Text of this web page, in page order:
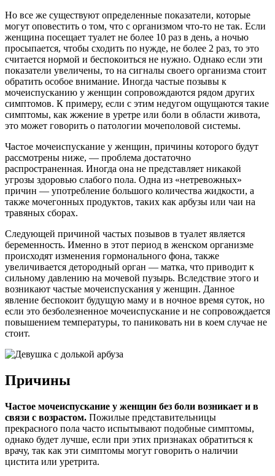
Но все же существуют определенные показатели, которые
могут оповестить о том, что с организмом что-то не так. Если
женщина посещает туалет не более 10 раз в день, а ночью
просыпается, чтобы сходить по нужде, не более 2 раз, то это
считается нормой и беспокоиться не нужно. Однако если эти
показатели увеличены, то на сигналы своего организма стоит
обратить особое внимание. Иногда частые позывы к
мочеиспусканию у женщин сопровождаются рядом других
симптомов. К примеру, если с этим недугом ощущаются такие
симптомы, как жжение в уретре или боли в области живота,
это может говорить о патологии мочеполовой системы.
Частое мочеиспускание у женщин, причины которого будут
рассмотрены ниже, — проблема достаточно
распространенная. Иногда она не представляет никакой
угрозы здоровью слабого пола. Одна из «нетревожных»
причин — употребление большого количества жидкости, а
также мочегонных продуктов, таких как арбузы или чаи на
травяных сборах.
Следующей причиной частых позывов в туалет является
беременность. Именно в этот период в женском организме
происходят изменения гормонального фона, также
увеличивается детородный орган — матка, что приводит к
сильному давлению на мочевой пузырь. Вследствие этого и
возникают частые мочеиспускания у женщин. Данное
явление беспокоит будущую маму и в ночное время суток, но
если это безболезненное мочеиспускание и не сопровождается
повышением температуры, то паниковать ни в коем случае не
стоит.
Причины
Частое мочеиспускание у женщин без боли возникает и в
связи с возрастом. Пожилые представительницы
прекрасного пола часто испытывают подобные симптомы,
однако будет лучше, если при этих признаках обратиться к
врачу, так как эти симптомы могут говорить о наличии
цистита или уретрита.